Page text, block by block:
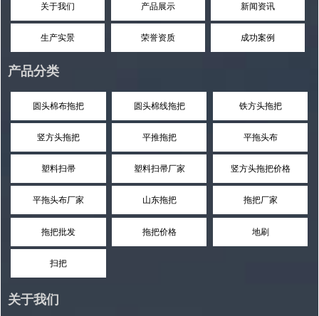
关于我们 产品展示 新闻资讯
生产实景 荣誉资质 成功案例
产品分类
圆头棉布拖把 圆头棉线拖把 铁方头拖把
竖方头拖把 平推拖把 平拖头布
塑料扫帚 塑料扫帚厂家 竖方头拖把价格
平拖头布厂家 山东拖把 拖把厂家
拖把批发 拖把价格 地刷
扫把
关于我们